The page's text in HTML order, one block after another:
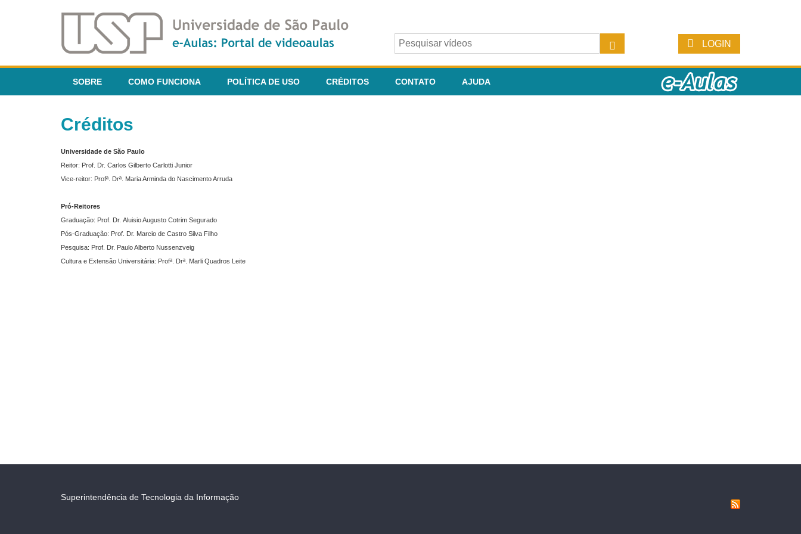
LOGIN
SOBRE COMO FUNCIONA POLÍTICA DE USO CRÉDITOS CONTATO AJUDA
Créditos
Universidade de São Paulo
Reitor: Prof. Dr. Carlos Gilberto Carlotti Junior
Vice-reitor: Profª. Drª. Maria Arminda do Nascimento Arruda
Pró-Reitores
Graduação: Prof. Dr. Aluisio Augusto Cotrim Segurado
Pós-Graduação: Prof. Dr. Marcio de Castro Silva Filho
Pesquisa: Prof. Dr. Paulo Alberto Nussenzveig
Cultura e Extensão Universitária: Profª. Drª. Marli Quadros Leite
Superintendência de Tecnologia da Informação